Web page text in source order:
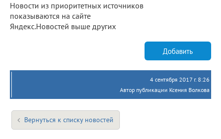
Новости из приоритетных источников
показываются на сайте
Яндекс.Новостей выше других
Добавить
4 сентября 2017 г. 8:26
Автор публикации Ксения Волкова
Вернуться к списку новостей